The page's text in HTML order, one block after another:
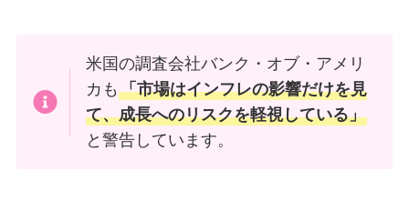
米国の調査会社バンク・オブ・アメリ
カも「市場はインフレの影響だけを見
て、成長へのリスクを軽視している」
と警告しています。